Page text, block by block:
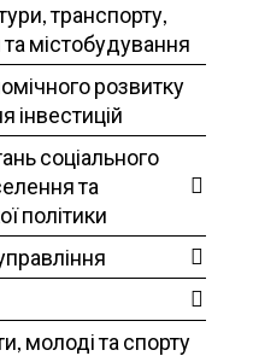
транспорту,
та містобудування
розвитку
інвестицій
соціального
та
політики
молоді та спорту